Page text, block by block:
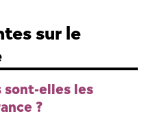
sur le
sont-elles les
?